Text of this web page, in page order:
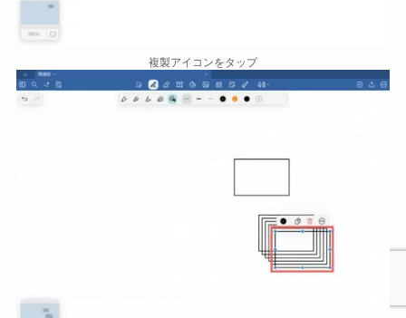
複製アイコンをタップ